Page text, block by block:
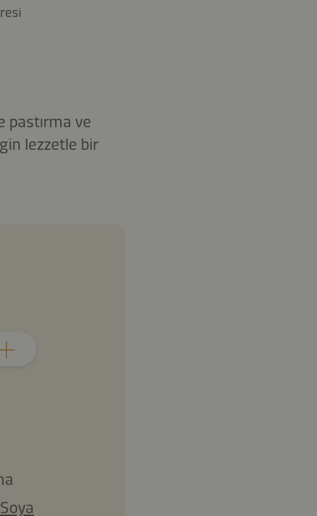
pastırma ve
lezzetle bir